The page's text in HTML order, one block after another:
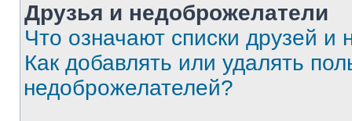
Друзья и недоброжелатели
Что означают списки друзей и
Как добавлять или удалять
недоброжелателей?